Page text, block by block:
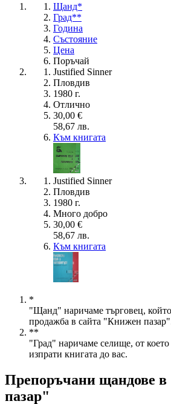
Щанд*
Град**
Година
Състояние
Цена
Поръчай
Justified Sinner
Пловдив
1980 г.
Отлично
30,00 €
58,67 лв.
Към книгата
Justified Sinner
Пловдив
1980 г.
Много добро
30,00 €
58,67 лв.
Към книгата
*
"Щанд" наричаме търговец, който
продажба в сайта "Книжен
**
"Град" наричаме селище, от
изпрати книгата до вас.
Препоръчани щандове
пазар"